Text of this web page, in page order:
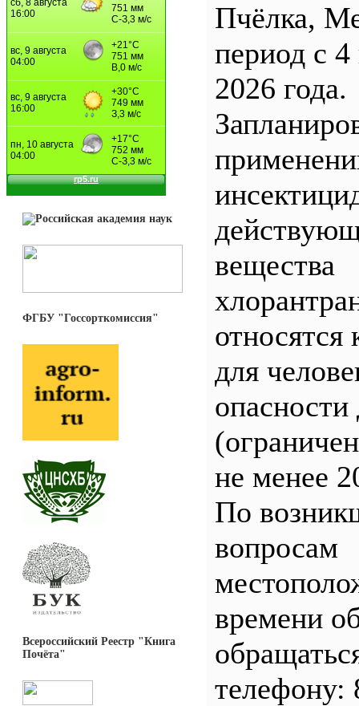
ФГБУ "Госсорткомиссия"
Всероссийский Реестр "Книга
Почёта"
Пчёлка,
период с 4
2026 года.
вещества
относятся
для
опасности
не менее
По
вопросам
времени
телефону: